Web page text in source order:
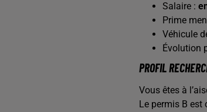
Salaire :
Prime
Véhicule
Évolution
PROFIL
Vous êtes à
Le permis B est